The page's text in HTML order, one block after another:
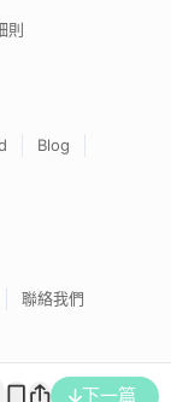
下一篇
則
Blog
聯絡我們